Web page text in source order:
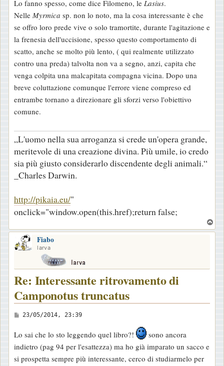
Lo fanno spesso, come dice Filomeno, le Lasius.
Nelle Myrmica sp. non lo noto, ma la cosa interessante è che
se offro loro prede vive o solo tramortite, durante l'agitazione e
la frenesia dell'uccisione, spesso questo comportamento di
scatto, anche se molto più lento, ( qui realmente utilizzato
contro una preda) talvolta non va a segno, anzi, capita che
venga colpita una malcapitata compagna vicina. Dopo una
breve coluttazione comunque l'errore viene compreso ed
entrambe tornano a direzionare gli sforzi verso l'obiettivo
comune.
„L'uomo nella sua arroganza si crede un'opera grande,
meritevole di una creazione divina. Più umile, io credo
sia più giusto considerarlo discendente degli animali.“
_Charles Darwin.
http://pikaia.eu/"
onclick="window.open(this.href);return false;
o
Fiabo
larva
Re: Interessante ritrovamento di
Camponotus truncatus
M
s
s
a
23/05/2014, 23:39
Lo sai che lo sto leggendo quel libro?!
sono ancora
indietro (pag 94 per l'esattezza) ma ho già imparato un sacco e
si prospetta sempre più interessante, cerco di studiarmelo per